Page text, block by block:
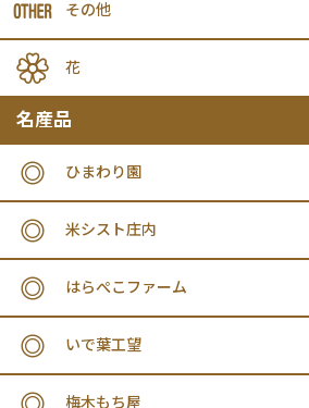
その他
花
名産品
ひまわり園
米シスト庄内
はらぺこファーム
いで葉工望
梅木もち屋